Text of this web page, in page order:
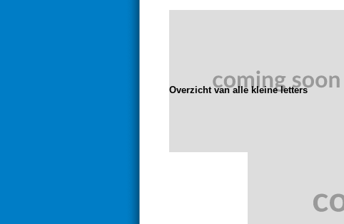
Overzicht van alle kleine letters